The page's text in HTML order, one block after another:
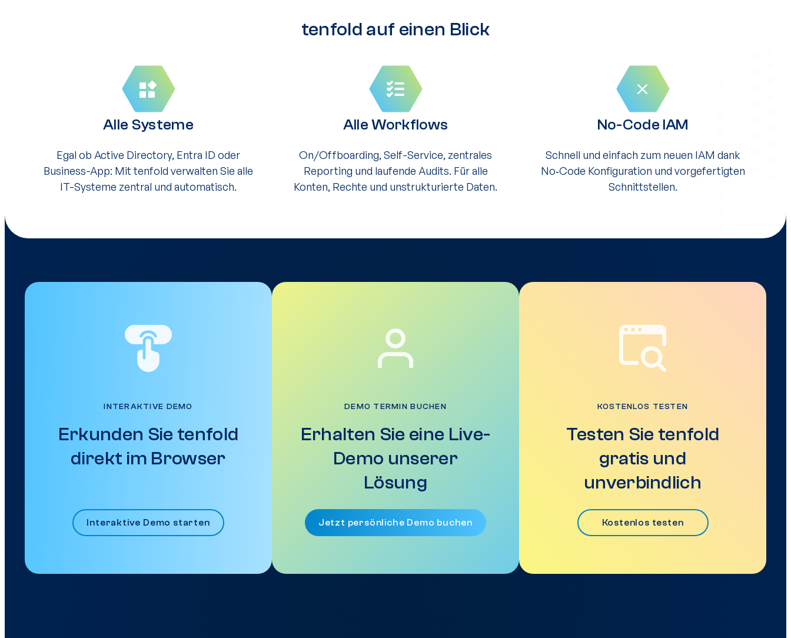
tenfold auf einen Blick
Alle Systeme
Egal ob Active Directory, Entra ID oder
Business-App: Mit tenfold verwalten Sie alle
IT-Systeme zentral und automatisch.
Alle Workflows
On/Offboarding, Self-Service, zentrales
Reporting und laufende Audits. Für alle
Konten, Rechte und unstrukturierte Daten.
No-Code IAM
Schnell und einfach zum neuen IAM dank
No‑Code Konfiguration und vorgefertigten
Schnittstellen.
INTERAKTIVE DEMO
Erkunden Sie tenfold
direkt im Browser
Interaktive Demo starten
DEMO TERMIN BUCHEN
Erhalten Sie eine Live-
Demo unserer
Lösung
Jetzt persönliche Demo buchen
KOSTENLOS TESTEN
Testen Sie tenfold
gratis und
unverbindlich
Kostenlos testen